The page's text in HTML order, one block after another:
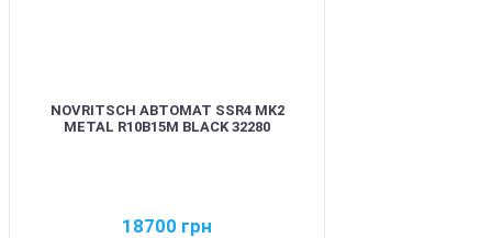
NOVRITSCH АВТОМАТ SSR4 MK2
METAL R10B15M BLACK 32280
18700 грн